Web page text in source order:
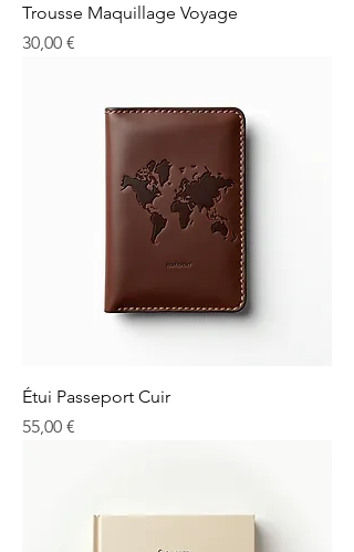
Trousse Maquillage Voyage
Prix
30,00 €
Étui Passeport Cuir
Prix
55,00 €